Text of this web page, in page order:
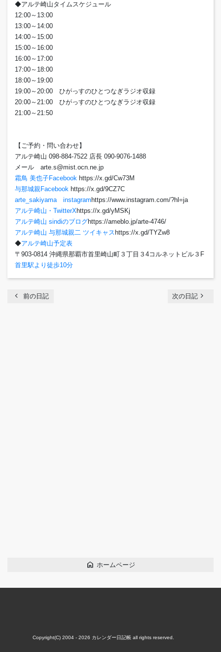
◆アルテ崎山タイムスケジュール
12:00～13:00
13:00～14:00
14:00～15:00
15:00～16:00
16:00～17:00
17:00～18:00
18:00～19:00
19:00～20:00 ひがっすのひとつなぎラジオ収録
20:00～21:00 ひがっすのひとつなぎラジオ収録
21:00～21:50
【ご予約・問い合わせ】
アルテ崎山 098-884-7522 店長 090-9076-1488
メール arte.s@mist.ocn.ne.jp
霜鳥 美也子Facebook https://x.gd/Cw73M
与那城親Facebook https://x.gd/9CZ7C
arte_sakiyama instagram https://www.instagram.com/?hl=ja
アルテ崎山・TwitterXhttps://x.gd/yMSKj
アルテ崎山 sindiのブログhttps://ameblo.jp/arte-4746/
アルテ崎山 与那城親二 ツイキャス https://x.gd/TYZw8
◆アルテ崎山予定表
〒903-0814 沖縄県那覇市首里崎山町３丁目３4コルネットビル３F
首里駅より徒歩10分
chevron_left 前の日記 次の日記 navigate_next
home ホームページ
Copyright(C) 2004 - 2026 カレンダー日記帳all rights reserved.